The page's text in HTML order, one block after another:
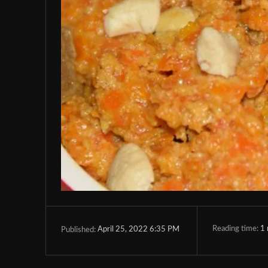
Published: April 25, 2022 6:35 PM Reading time: 1